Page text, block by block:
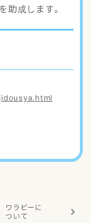
助成します。
ワラビーに
ついて